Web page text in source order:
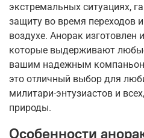
экстремальных ситуациях,
защиту во время переходов
воздухе. Анорак изготовлен
которые выдерживают
вашим надежным
это отличный выбор для
милитари-энтузиастов и
природы.
Особенности